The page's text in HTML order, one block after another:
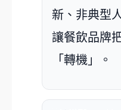
新、非典型
讓餐飲品牌
「轉機」。